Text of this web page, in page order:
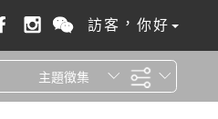
訪客，你好
主題徵集